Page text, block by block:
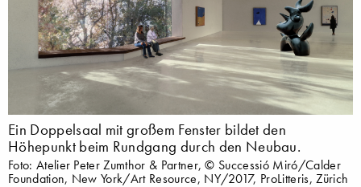
Ein Doppelsaal mit großem Fenster bildet den
Höhepunkt beim Rundgang durch den Neubau.
Foto: Atelier Peter Zumthor & Partner, © Successió Miró/Calder
Foundation, New York/Art Resource, NY/2017, ProLitteris, Zürich